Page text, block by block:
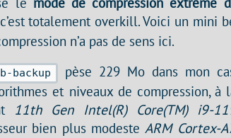
totalement overkill. Voici un mini
n’a pas de sens ici.
backup
pèse 229 Mo dans mon
et niveaux de compression, à
11th Gen Intel(R) Core(TM) i9-
bien plus modesteARM Cortex-